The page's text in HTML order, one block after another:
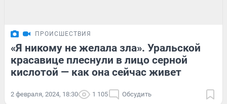
ПРОИСШЕСТВИЯ
«Я никому не желала зла». Уральской
красавице плеснули в лицо серной
кислотой — как она сейчас живет
2 февраля, 2024, 18:30 1 105 Обсудить